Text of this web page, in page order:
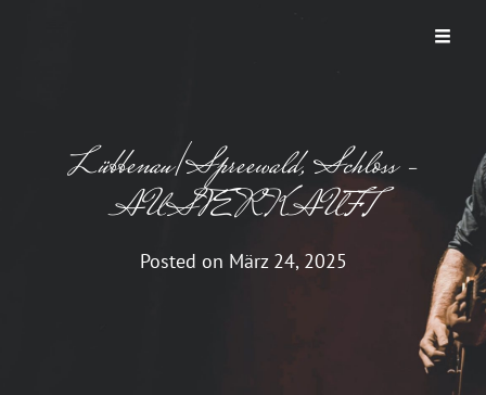
Lübbenau/Spreewald, Schloss –
AUSVERKAUFT
Posted on März 24, 2025